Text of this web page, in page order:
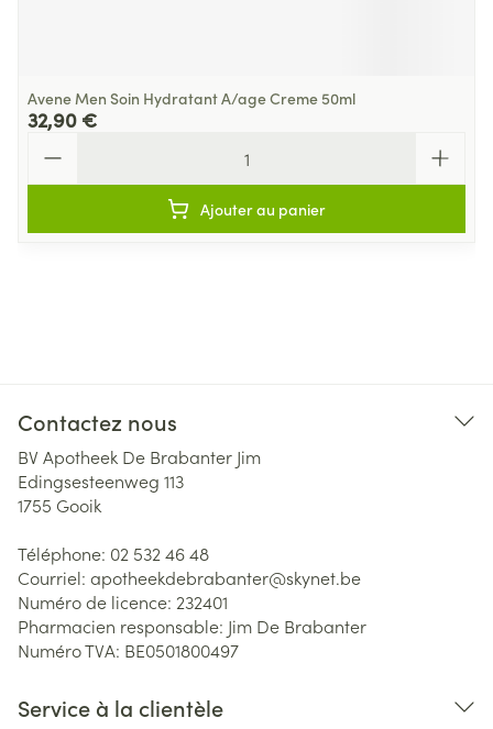
Avene Men Soin Hydratant A/age Creme 50ml
32,90 €
Ajouter au panier
Contactez nous
BV Apotheek De Brabanter Jim
Edingsesteenweg 113
1755 Gooik
Téléphone: 02 532 46 48
Courriel: apotheekdebrabanter@skynet.be
Numéro de licence: 232401
Pharmacien responsable: Jim De Brabanter
Numéro TVA: BE0501800497
Service à la clientèle